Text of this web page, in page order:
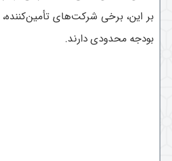
بر این، برخی شرکت‌های
بودجه محدودی دارند.